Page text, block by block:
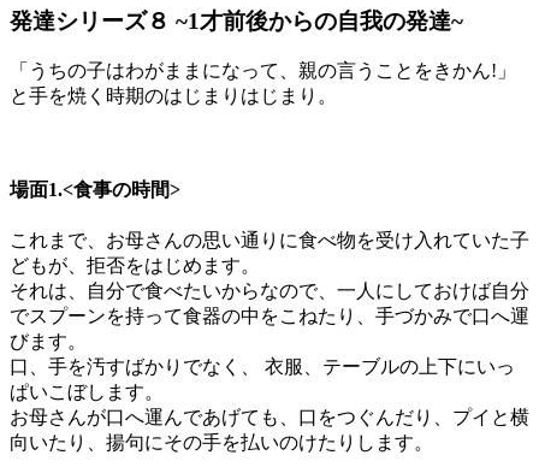
発達シリーズ８ ~1才前後からの自我の発達~
「うちの子はわがままになって、親の言うことをきかん!」
と手を焼く時期のはじまりはじまり。
場面1.<食事の時間>
これまで、お母さんの思い通りに食べ物を受け入れていた子
どもが、拒否をはじめます。
それは、自分で食べたいからなので、一人にしておけば自分
でスプーンを持って食器の中をこねたり、手づかみで口へ運
びます。
口、手を汚すばかりでなく、 衣服、テーブルの上下にいっ
ぱいこぼします。
お母さんが口へ運んであげても、口をつぐんだり、プイと横
向いたり、揚句にその手を払いのけたりします。